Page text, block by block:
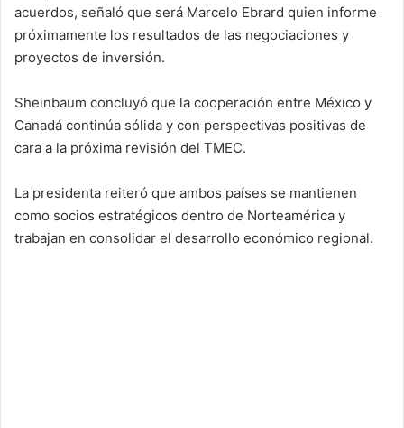
acuerdos, señaló que será Marcelo Ebrard quien informe
próximamente los resultados de las negociaciones y
proyectos de inversión.
Sheinbaum concluyó que la cooperación entre México y
Canadá continúa sólida y con perspectivas positivas de
cara a la próxima revisión del TMEC.
La presidenta reiteró que ambos países se mantienen
como socios estratégicos dentro de Norteamérica y
trabajan en consolidar el desarrollo económico regional.